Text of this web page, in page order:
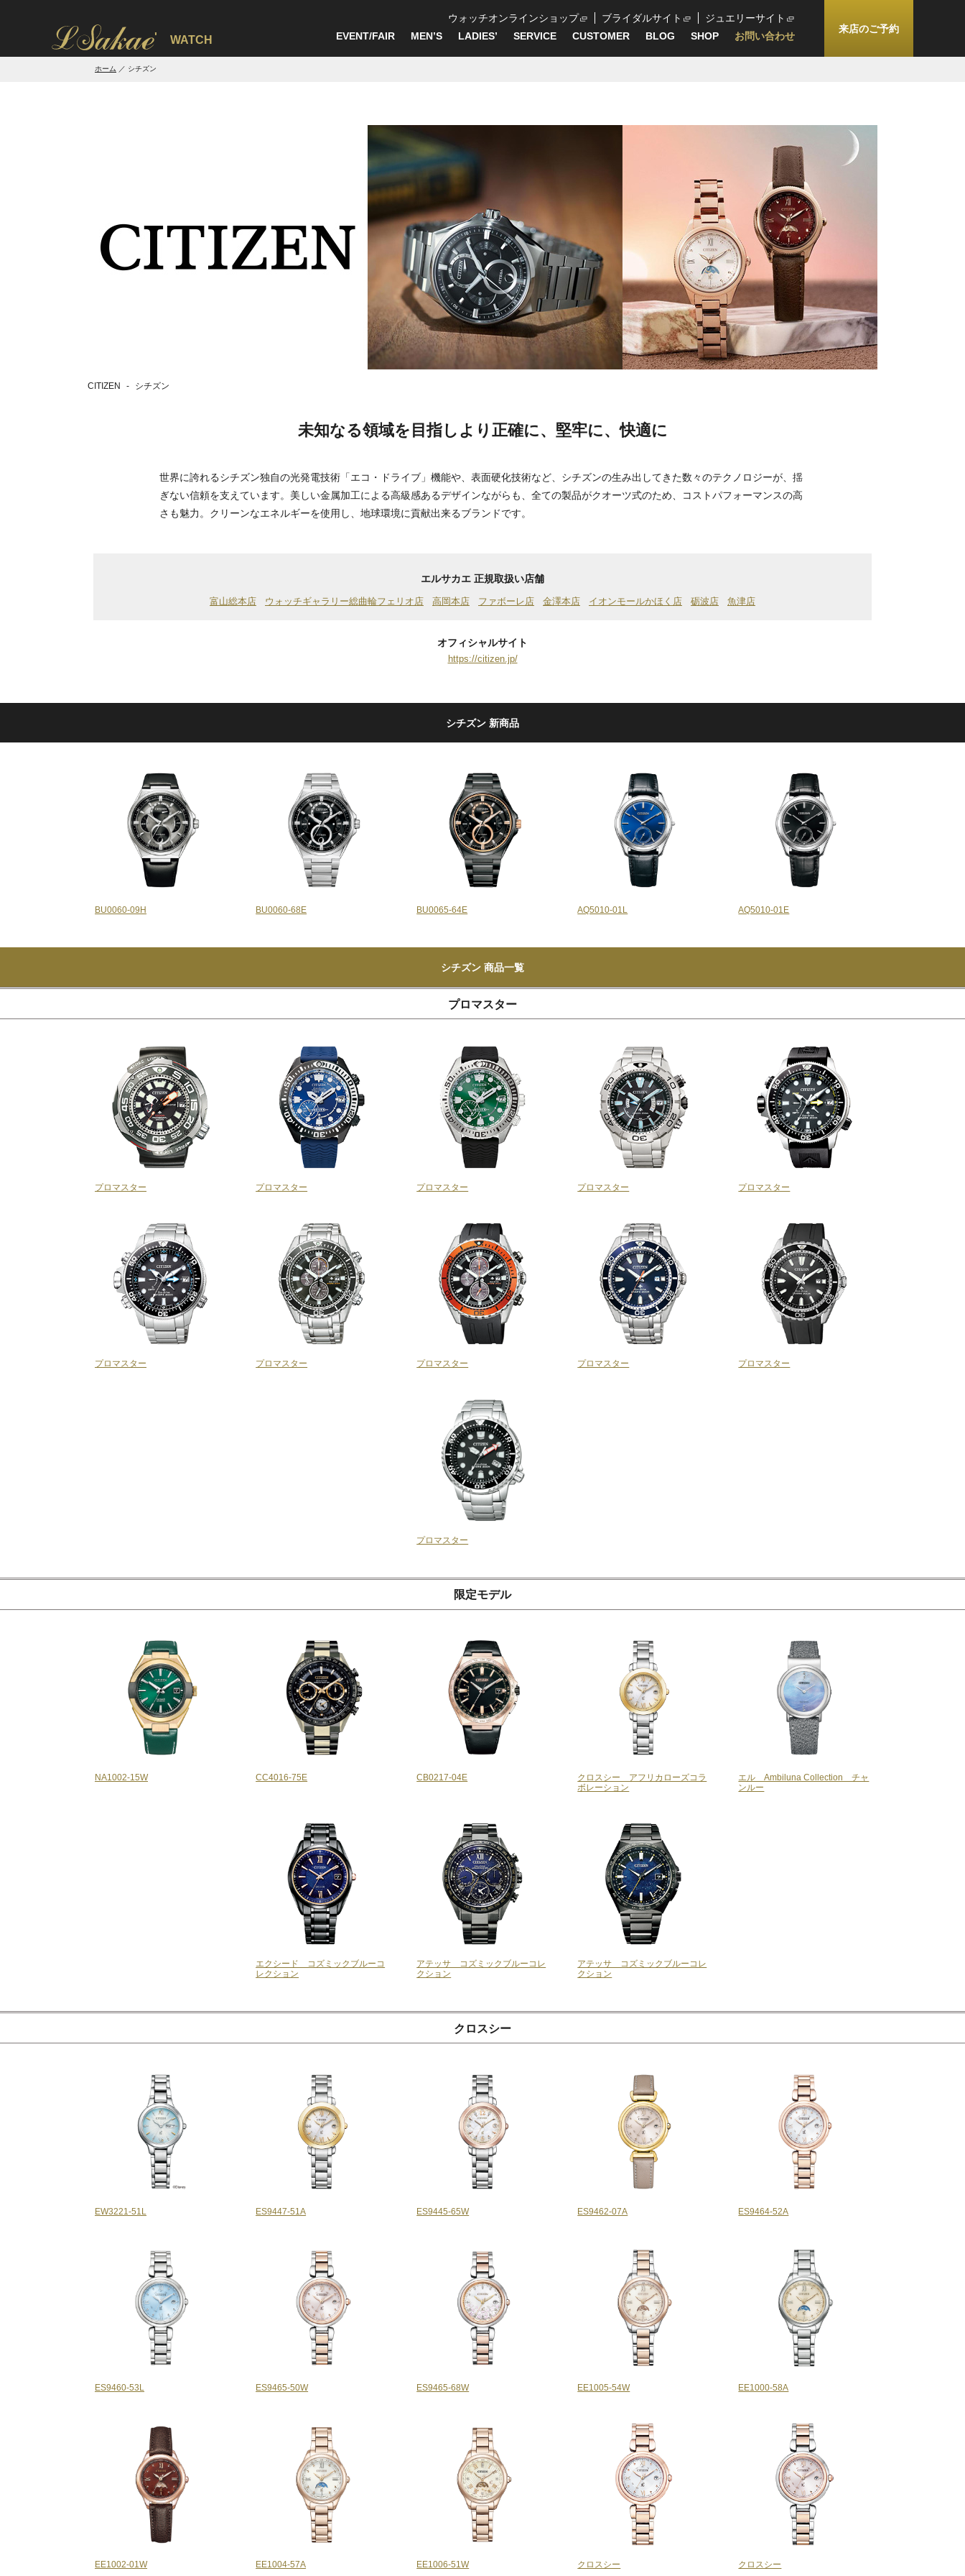
' WATCH
ウォッチオンラインショップ ブライダルサイト
ジュエリーサイト
EVENT/FAIR
MEN’S LADIES’ SERVICE CUSTOMER BLOG SHOP お問い合わせ
来店のご予約
ホーム シチズン
CITIZEN シチズン
未知なる領域を目指しより正確に、堅牢に、快適に
世界に誇れるシチズン独自の光発電技術「エコ・ドライブ」機能や、表面硬化技術など、シチズンの生み出してきた数々のテクノロジーが、揺
ぎない信頼を支えています。美しい金属加工による高級感あるデザインながらも、全ての製品がクオーツ式のため、コストパフォーマンスの高
さも魅力。クリーンなエネルギーを使用し、地球環境に貢献出来るブランドです。
エルサカエ 正規取扱い店舗
富山総本店 ウォッチギャラリー総曲輪フェリオ店 高岡本店 ファボーレ店 金澤本店 イオンモールかほく店 砺波店 魚津店
オフィシャルサイト
https://citizen.jp/
シチズン 新商品
BU0060-09H BU0060-68E BU0065-64E AQ5010-01L AQ5010-01E
シチズン 商品一覧
プロマスター
プロマスター プロマスター プロマスター プロマスター プロマスター
プロマスター プロマスター プロマスター プロマスター プロマスター
プロマスター
限定モデル
NA1002-15W CC4016-75E CB0217-04E
クロスシー アフリカローズコラ
ボレーション
エル Ambiluna Collection チャ
ンルー
エクシード コズミックブルーコ
レクション
アテッサ コズミックブルーコレ
クション
アテッサ コズミックブルーコレ
クション
クロスシー
EW3221-51L ES9447-51A ES9445-65W ES9462-07A ES9464-52A
ES9460-53L ES9465-50W ES9465-68W EE1005-54W EE1000-58A
EE1002-01W EE1004-57A EE1006-51W クロスシー クロスシー